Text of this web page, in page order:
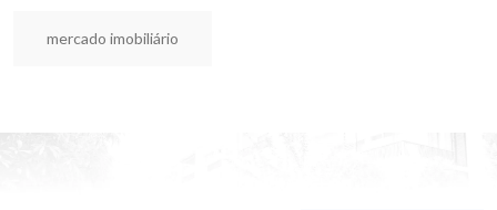
mercado imobiliário